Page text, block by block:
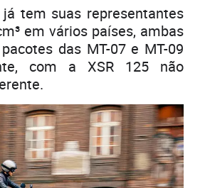
tem suas representantes
em vários países, ambas
das MT-07 e MT-09
com a XSR 125 não